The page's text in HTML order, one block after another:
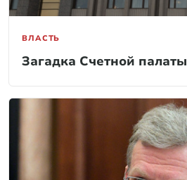
ВЛАСТЬ
Загадка Счетной палаты